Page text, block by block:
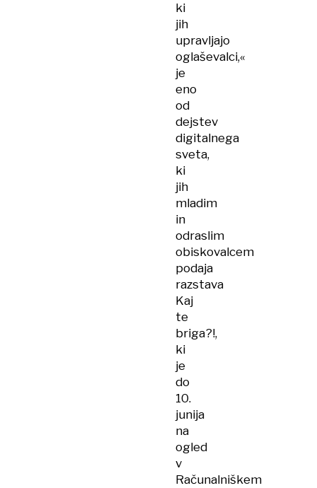
ki
jih
upravljajo
oglaševalci,«
je
eno
od
dejstev
digitalnega
sveta,
ki
jih
mladim
in
odraslim
obiskovalcem
podaja
razstava
Kaj
te
briga?!,
ki
je
do
10.
junija
na
ogled
v
Računalniškem